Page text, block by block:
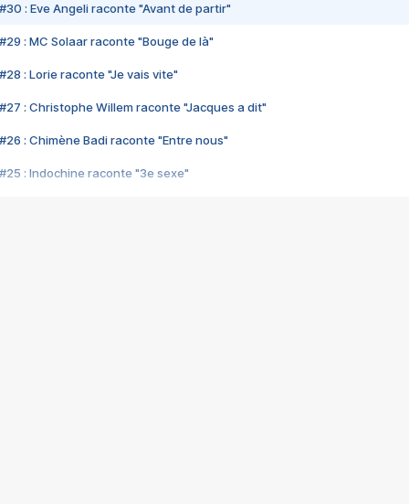
#30 : Eve Angeli raconte "Avant de partir"
#29 : MC Solaar raconte "Bouge de là"
#28 : Lorie raconte "Je vais vite"
#27 : Christophe Willem raconte "Jacques a dit"
#26 : Chimène Badi raconte "Entre nous"
#25 : Indochine raconte "3e sexe"